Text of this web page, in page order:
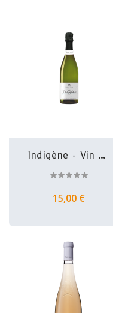
Indigène - Vin De
15,00 €